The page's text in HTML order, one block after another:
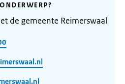
de gemeente Reimerswaal